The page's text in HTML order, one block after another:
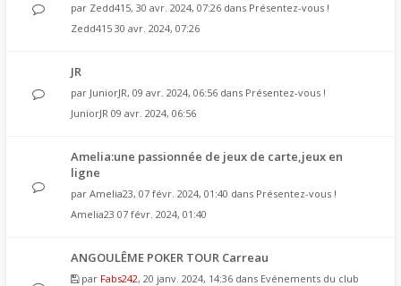
par Zedd415, 30 avr. 2024, 07:26 dans Présentez-vous !
Zedd415 30 avr. 2024, 07:26
JR
par JuniorJR, 09 avr. 2024, 06:56 dans Présentez-vous !
JuniorJR 09 avr. 2024, 06:56
Amelia:une passionnée de jeux de carte,jeux en
ligne
par Amelia23, 07 févr. 2024, 01:40 dans Présentez-vous !
Amelia23 07 févr. 2024, 01:40
ANGOULÊME POKER TOUR Carreau
par Fabs242, 20 janv. 2024, 14:36 dans Evénements du club